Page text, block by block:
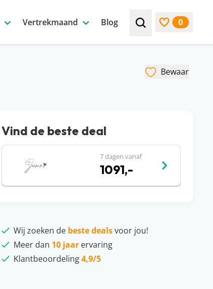
Vertrekmaand Blog Zoek bijv. een
0
Bewaar
Vind de beste deal
7 dagen vanaf
1091,-
Wij zoeken de beste dealsvoor jou!
Meer dan 10 jaarervaring
Klantbeoordeling4,9/5